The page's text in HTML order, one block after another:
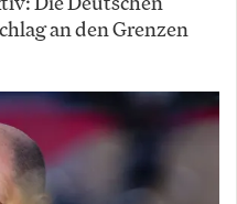
an den Grenzen